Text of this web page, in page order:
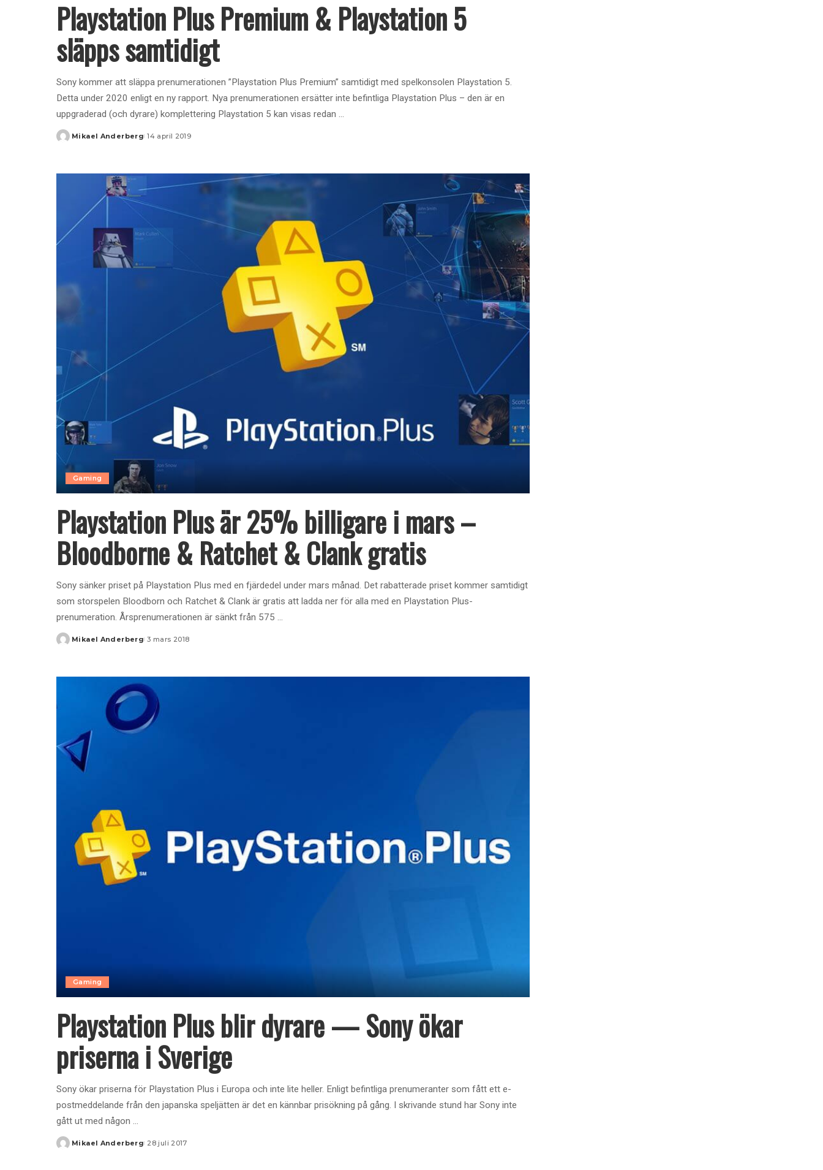
Playstation Plus Premium & Playstation 5
släpps samtidigt
Sony kommer att släppa prenumerationen ”Playstation Plus Premium” samtidigt med spelkonsolen Playstation 5.
Detta under 2020 enligt en ny rapport. Nya prenumerationen ersätter inte befintliga Playstation Plus – den är en
uppgraderad (och dyrare) komplettering Playstation 5 kan visas redan ...
Posted
Mikael Anderberg 14 april 2019
Gaming
Playstation Plus är 25% billigare i mars –
Bloodborne & Ratchet & Clank gratis
Sony sänker priset på Playstation Plus med en fjärdedel under mars månad. Det rabatterade priset kommer samtidigt
som storspelen Bloodborn och Ratchet & Clank är gratis att ladda ner för alla med en Playstation Plus-
prenumeration. Årsprenumerationen är sänkt från 575 ...
Posted
Mikael Anderberg 3 mars 2018
Gaming
Playstation Plus blir dyrare — Sony ökar
priserna i Sverige
Sony ökar priserna för Playstation Plus i Europa och inte lite heller. Enligt befintliga prenumeranter som fått ett e-
postmeddelande från den japanska speljätten är det en kännbar prisökning på gång. I skrivande stund har Sony inte
gått ut med någon ...
Posted
Mikael Anderberg 28 juli 2017